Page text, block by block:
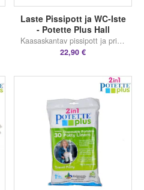
Laste Pissipott ja WC-Iste
- Potette Plus Hall
Kaasaskantav pissipott ja prill-laud
22,90 €